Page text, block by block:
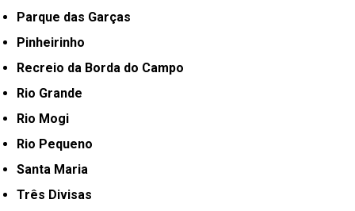
Parque das Garças
Pinheirinho
Recreio da Borda do Campo
Rio Grande
Rio Mogi
Rio Pequeno
Santa Maria
Três Divisas